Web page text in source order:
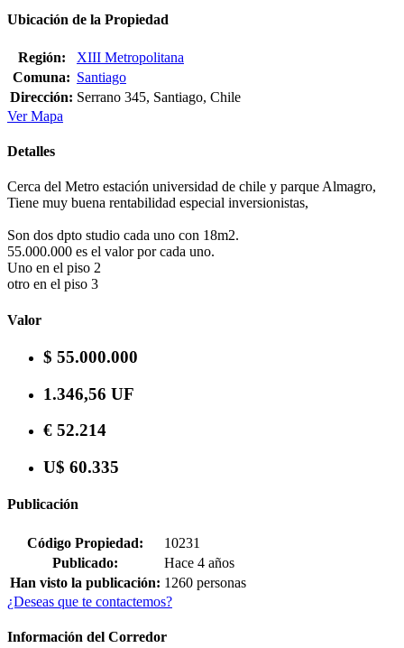
Ubicación de la Propiedad
Región:
XIII Metropolitana
Comuna: Santiago
Dirección: Serrano 345, Santiago, Chile
Ver Mapa
Detalles
Cerca del Metro estación universidad de chile y parque Almagro,
Tiene muy buena rentabilidad especial inversionistas,
Son dos dpto studio cada uno con 18m2.
55.000.000 es el valor por cada uno.
Uno en el piso 2
otro en el piso 3
Valor
$ 55.000.000
1.346,56 UF
€ 52.214
U$ 60.335
Publicación
Código Propiedad:
10231
Publicado:
Hace 4 años
Han visto la publicación: 1260 personas
¿Deseas que te contactemos?
Información del Corredor